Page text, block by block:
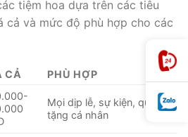
tiệm hoa dựa trên các tiêu
cả và mức độ phù hợp cho các
CẢ PHÙ HỢP
Mọi dịp lễ, sự kiện, quà
tặng cá nhân